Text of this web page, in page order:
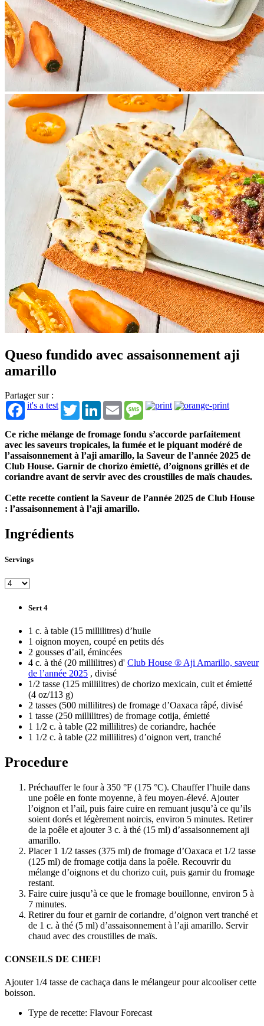
Queso fundido avec assaisonnement aji
amarillo
Partager sur :
it's a test
TwitterLinkedInEmail Message
Ce riche mélange de fromage fondu s’accorde parfaitement
avec les saveurs tropicales, la fumée et le piquant modéré de
l’assaisonnement à l’aji amarillo, la Saveur de l’année 2025 de
Club House. Garnir de chorizo émietté, d’oignons grillés et de
coriandre avant de servir avec des croustilles de maïs chaudes.
Cette recette contient la Saveur de l’année 2025 de Club House
: l’assaisonnement à l’aji amarillo.
Ingrédients
Servings
Sert 4
1 c. à table (15 millilitres) d’huile
1 oignon moyen, coupé en petits dés
2 gousses d’ail, émincées
4 c. à thé (20 millilitres) d' Club House ® Aji Amarillo, saveur
de l’année 2025 , divisé
1/2 tasse (125 millilitres) de chorizo mexicain, cuit et émietté
(4 oz/113 g)
2 tasses (500 millilitres) de fromage d’Oaxaca râpé, divisé
1 tasse (250 millilitres) de fromage cotija, émietté
1 1/2 c. à table (22 millilitres) de coriandre, hachée
1 1/2 c. à table (22 millilitres) d’oignon vert, tranché
Procedure
Préchauffer le four à 350 °F (175 °C). Chauffer l’huile dans
une poêle en fonte moyenne, à feu moyen-élevé. Ajouter
l’oignon et l’ail, puis faire cuire en remuant jusqu’à ce qu’ils
soient dorés et légèrement noircis, environ 5 minutes. Retirer
de la poêle et ajouter 3 c. à thé (15 ml) d’assaisonnement aji
amarillo.
Placer 1 1/2 tasses (375 ml) de fromage d’Oaxaca et 1/2 tasse
(125 ml) de fromage cotija dans la poêle. Recouvrir du
mélange d’oignons et du chorizo cuit, puis garnir du fromage
restant.
Faire cuire jusqu’à ce que le fromage bouillonne, environ 5 à
7 minutes.
Retirer du four et garnir de coriandre, d’oignon vert tranché et
de 1 c. à thé (5 ml) d’assaisonnement à l’aji amarillo. Servir
chaud avec des croustilles de maïs.
CONSEILS DE CHEF!
Ajouter 1/4 tasse de cachaça dans le mélangeur pour alcooliser cette
boisson.
Type de recette: Flavour Forecast